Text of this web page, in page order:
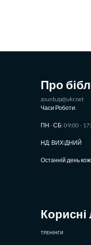
Про
zounb.zp@ukr.net
Часи Роботи:
ПН - СБ: 09:00 -
НД: ВИХIДНИЙ
Останній день
Корисні
ТРЕНІНГИ